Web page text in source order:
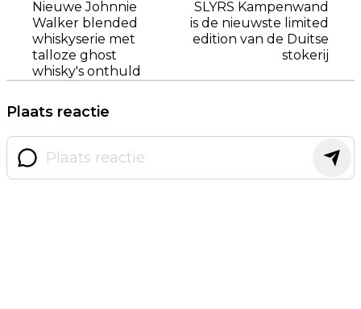
Nieuwe Johnnie
Walker blended
whiskyserie met
talloze ghost
whisky's onthuld
SLYRS Kampenwand
is de nieuwste limited
edition van de Duitse
stokerij
Plaats reactie